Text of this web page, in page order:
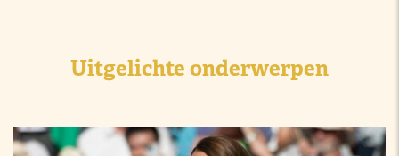
Uitgelichte onderwerpen